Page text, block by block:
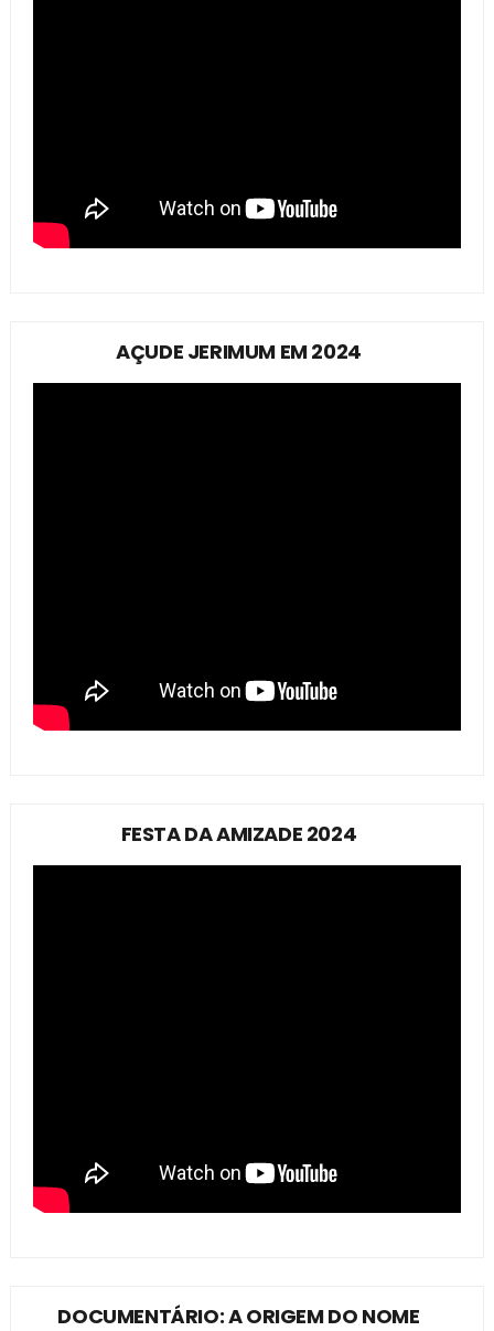
AÇUDE JERIMUM EM 2024
FESTA DA AMIZADE 2024
DOCUMENTÁRIO: A ORIGEM DO NOME